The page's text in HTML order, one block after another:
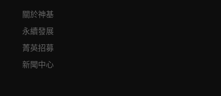
關於神基
永續發展
菁英招募
新聞中心